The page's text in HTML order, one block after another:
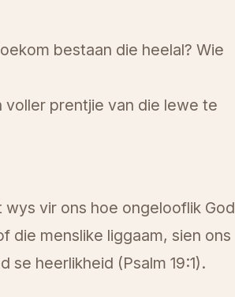
bestaan die heelal? Wie
voller prentjie van die lewe te
vir ons hoe ongelooflik God
die menslike liggaam, sien ons
se heerlikheid (Psalm 19:1).